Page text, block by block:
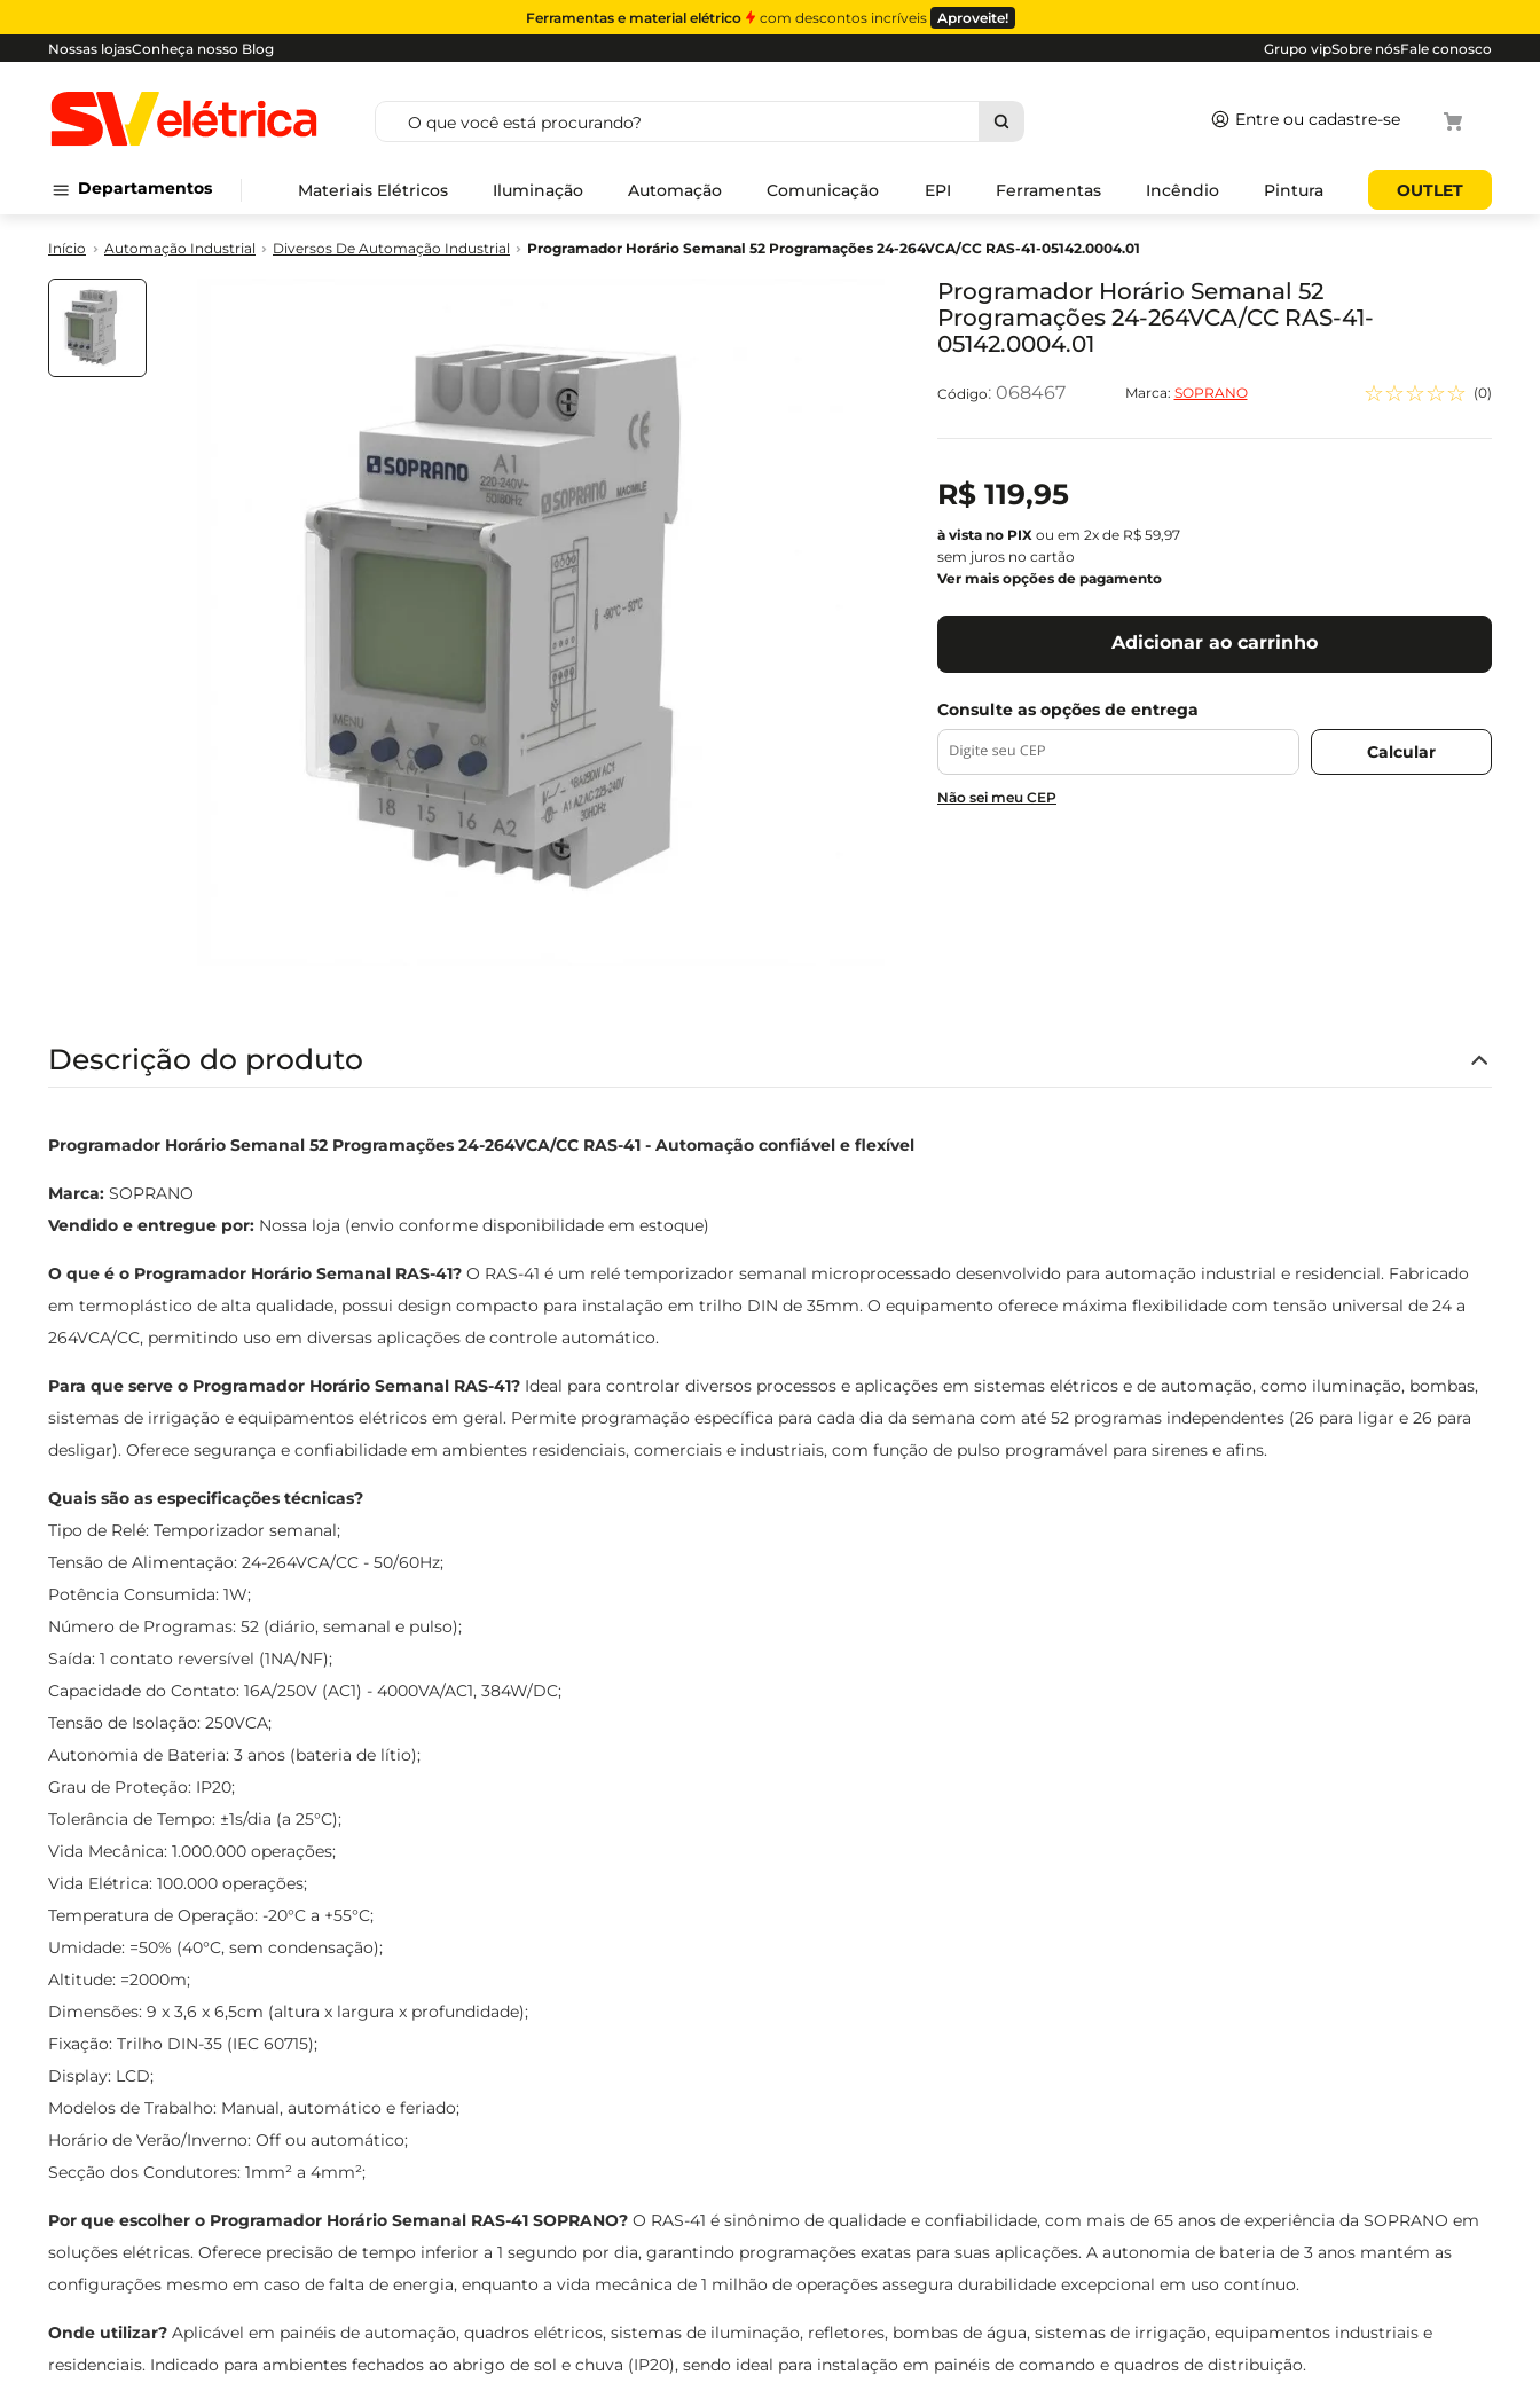
Ferramentas e material elétrico com descontos incríveis Aproveite!
Nossas lojasConheça nosso Blog Grupo vipSobre nósFale conosco
O que você está procurando?
Departamentos Materiais Elétricos Iluminação Automação Comunicação EPI Ferramentas Incêndio Pintura OUTLET
Automação Industrial Diversos De Automação Industrial Programador Horário Semanal 52 Programações 24-264VCA/CC RAS-41-05142.0004.01
Programador Horário Semanal 52
Programações 24-264VCA/CC RAS-41-
05142.0004.01
: 068467 Marca: SOPRANO ☆☆☆☆☆ (0)
R$ 119,95
ou em 2x de R$ 59,97
sem juros no cartão
Ver mais opções de pagamento
Adicionar ao carrinho
Não sei meu CEP
Descrição do produto
Programador Horário Semanal 52 Programações 24-264VCA/CC RAS-41 - Automação confiável e flexível
Marca: SOPRANO
Vendido e entregue por: Nossa loja (envio conforme disponibilidade em estoque)
O que é o Programador Horário Semanal RAS-41? O RAS-41 é um relé temporizador semanal microprocessado desenvolvido para automação industrial e residencial. Fabricado
em termoplástico de alta qualidade, possui design compacto para instalação em trilho DIN de 35mm. O equipamento oferece máxima flexibilidade com tensão universal de 24 a
264VCA/CC, permitindo uso em diversas aplicações de controle automático.
Para que serve o Programador Horário Semanal RAS-41? Ideal para controlar diversos processos e aplicações em sistemas elétricos e de automação, como iluminação, bombas,
sistemas de irrigação e equipamentos elétricos em geral. Permite programação específica para cada dia da semana com até 52 programas independentes (26 para ligar e 26 para
desligar). Oferece segurança e confiabilidade em ambientes residenciais, comerciais e industriais, com função de pulso programável para sirenes e afins.
Quais são as especificações técnicas?
Tipo de Relé: Temporizador semanal;
Tensão de Alimentação: 24-264VCA/CC - 50/60Hz;
Potência Consumida: 1W;
Número de Programas: 52 (diário, semanal e pulso);
Saída: 1 contato reversível (1NA/NF);
Capacidade do Contato: 16A/250V (AC1) - 4000VA/AC1, 384W/DC;
Tensão de Isolação: 250VCA;
Autonomia de Bateria: 3 anos (bateria de lítio);
Grau de Proteção: IP20;
Tolerância de Tempo: ±1s/dia (a 25°C);
Vida Mecânica: 1.000.000 operações;
Vida Elétrica: 100.000 operações;
Temperatura de Operação: -20°C a +55°C;
Umidade: =50% (40°C, sem condensação);
Altitude: =2000m;
Dimensões: 9 x 3,6 x 6,5cm (altura x largura x profundidade);
Fixação: Trilho DIN-35 (IEC 60715);
Display: LCD;
Modelos de Trabalho: Manual, automático e feriado;
Horário de Verão/Inverno: Off ou automático;
Secção dos Condutores: 1mm² a 4mm²;
Por que escolher o Programador Horário Semanal RAS-41 SOPRANO? O RAS-41 é sinônimo de qualidade e confiabilidade, com mais de 65 anos de experiência da SOPRANO em
soluções elétricas. Oferece precisão de tempo inferior a 1 segundo por dia, garantindo programações exatas para suas aplicações. A autonomia de bateria de 3 anos mantém as
configurações mesmo em caso de falta de energia, enquanto a vida mecânica de 1 milhão de operações assegura durabilidade excepcional em uso contínuo.
Onde utilizar? Aplicável em painéis de automação, quadros elétricos, sistemas de iluminação, refletores, bombas de água, sistemas de irrigação, equipamentos industriais e
residenciais. Indicado para ambientes fechados ao abrigo de sol e chuva (IP20), sendo ideal para instalação em painéis de comando e quadros de distribuição.
buscados
1º
cabo
2º luminaria
3º tomada
4º
cabo pp